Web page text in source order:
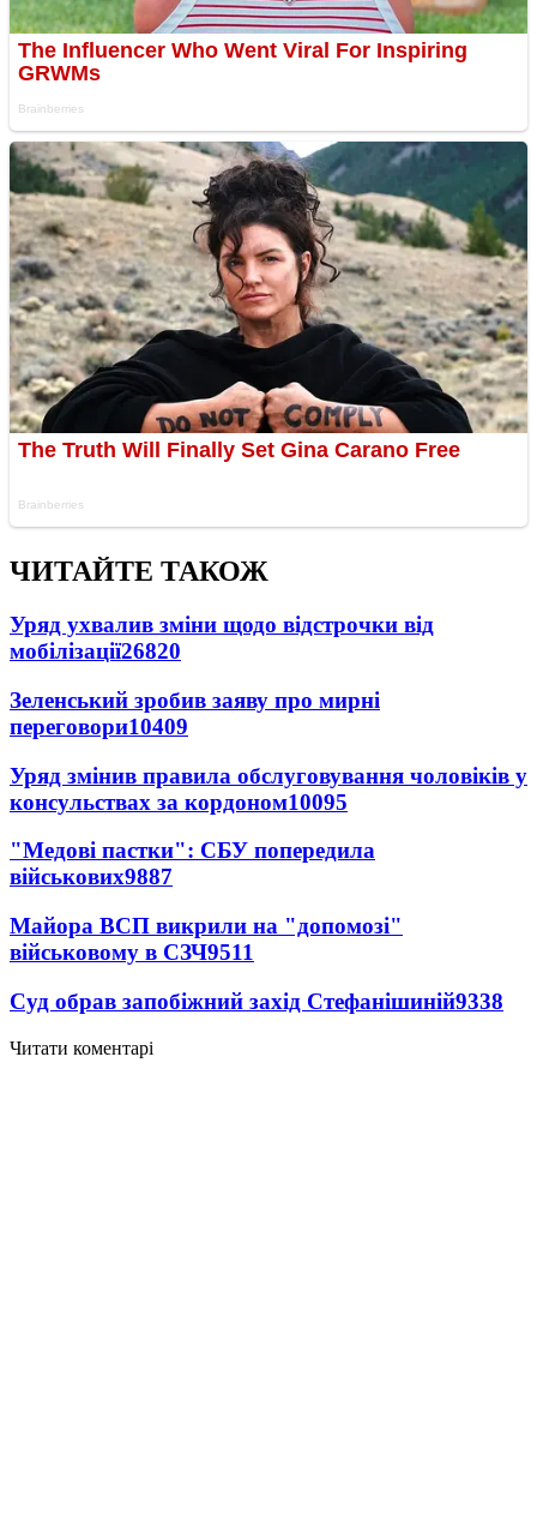
ЧИТАЙТЕ ТАКОЖ
Уряд ухвалив зміни щодо відстрочки від
мобілізації26820
Зеленський зробив заяву про мирні
переговори10409
Уряд змінив правила обслуговування чоловіків у
консульствах за кордоном10095
"Медові пастки": СБУ попередила
військових9887
Майора ВСП викрили на "допомозі"
військовому в СЗЧ9511
Суд обрав запобіжний захід Стефанішиній9338
Читати коментарі